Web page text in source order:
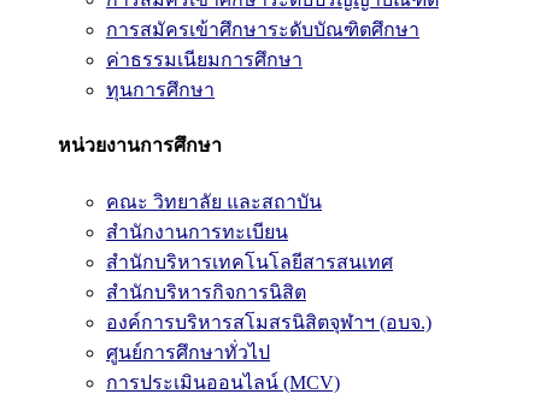
การสมัครเข้าศึกษาระดับบัณฑิตศึกษา
ค่าธรรมเนียมการศึกษา
ทุนการศึกษา
หน่วยงานการศึกษา
คณะ วิทยาลัย และสถาบัน
สำนักงานการทะเบียน
สำนักบริหารเทคโนโลยีสารสนเทศ
สำนักบริหารกิจการนิสิต
องค์การบริหารสโมสรนิสิตจุฬาฯ (อบจ.)
ศูนย์การศึกษาทั่วไป
การประเมินออนไลน์ (MCV)